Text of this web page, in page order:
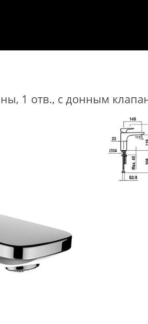
1 отв., с донным